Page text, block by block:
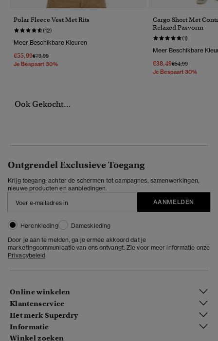
Polar Fleece Vest Met Rits
(12)
Meer Beschikbare Kleuren
€55,99Prijs Verlaagd Van
€79,99Naar
Je Bespaart 30%
Cargo Short Met
Relaxed Pasvorm
(1)
Meer Beschikbare
€38,49Prijs Verlaagd Van
€54,99Naar
Je Bespaart 30%
Ook Gekocht...
Ontgrendel Exclusieve Toegang
Krijg toegang: achter de schermen tot campagnes, samenwerkingen,
nieuwe producten en aanbiedingen.
AANMELDEN
Herenkleding
Dameskleding
Door je aan te melden, ga je ermee akkoord dat je
marketingcommunicatie van ons ontvangt. Zie voor meer informatie onze
Privacybeleid
Online winkelen
Klantenservice
Het merk Superdry
Informatie
Winkel zoeken